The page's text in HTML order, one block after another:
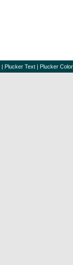
| Plucker Text | Plucker Color